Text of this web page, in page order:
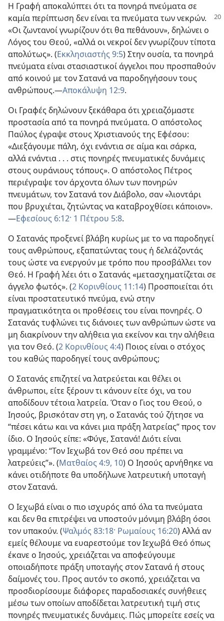
Η Γραφή αποκαλύπτει ότι τα πονηρά πνεύματα σε
καμία περίπτωση δεν είναι τα πνεύματατων νεκρών.
«Οι ζωντανοί γνωρίζουν ότι θα πεθάνουν», δηλώνει ο
Λόγος του Θεού, «αλλά οι νεκροί δεν γνωρίζουν τίποτα
απολύτως». (Εκκλησιαστής 9:5) Στην ουσία, τα πονηρά
πνεύματα είναι στασιαστικοί άγγελοι που προσπαθούν
από κοινού με τον Σατανά να παροδηγήσουν τους
ανθρώπους.​—Αποκάλυψη 12:9.
Οι Γραφές δηλώνουν ξεκάθαρα ότι χρειαζόμαστε
προστασία από τα πονηρά πνεύματα. Ο απόστολος
Παύλος έγραψε στους Χριστιανούς της Εφέσου:
«Διεξάγουμε πάλη, όχι ενάντια σε αίμα και σάρκα,
αλλά ενάντια . . . στις πονηρές πνευματικές δυνάμεις
στους ουράνιους τόπους». Ο απόστολος Πέτρος
περιέγραψε τον άρχοντα όλων των πονηρών
πνευμάτων, τον Σατανά τον Διάβολο, σαν «λιοντάρι
που βρυχιέται, ζητώντας να καταβροχθίσει κάποιον».​
—Εφεσίους 6:12· 1 Πέτρου 5:8.
Ο Σατανάς προξενεί βλάβη κυρίως με το να παροδηγεί
τους ανθρώπους, εξαπατώντας τους ή δελεάζοντάς
τους ώστε να ενεργούν με τρόπο που προσβάλλει τον
Θεό. Η Γραφή λέει ότι ο Σατανάς «μετασχηματίζεται σε
άγγελο φωτός». (2 Κορινθίους 11:14) Προσποιείται ότι
είναι προστατευτικό πνεύμα, ενώ στην
πραγματικότητα οι προθέσεις του είναι πονηρές. Ο
Σατανάς τυφλώνει τις διάνοιες των ανθρώπων ώστε να
μη διακρίνουν την αλήθεια για εκείνον και την αλήθεια
για τον Θεό. (2 Κορινθίους 4:4) Ποιος είναι ο στόχος
του καθώς παροδηγεί τους ανθρώπους;
Ο Σατανάς επιζητεί να λατρεύεται και θέλει οι
άνθρωποι, είτε ξέρουν τι κάνουν είτε όχι, να του
αποδίδουν τέτοια λατρεία. Όταν ο Γιος του Θεού, ο
Ιησούς, βρισκόταν στη γη, ο Σατανάς τού ζήτησε να
“πέσει κάτω και να κάνει μια πράξη λατρείας” προς τον
ίδιο. Ο Ιησούς είπε: «Φύγε, Σατανά! Διότι είναι
γραμμένο: “Τον Ιεχωβά τον Θεό σου πρέπει να
λατρεύεις”». (Ματθαίος 4:9, 10) Ο Ιησούς αρνήθηκε να
κάνει οτιδήποτε θα υποδήλωνε λατρευτική υποταγή
στον Σατανά.
Ο Ιεχωβά είναι ο πιο ισχυρός από όλα τα πνεύματα
και δεν θα επιτρέψει να υποστούν μόνιμη βλάβη όσοι
τον υπακούν. (Ψαλμός 83:18· Ρωμαίους 16:20) Αλλά αν
εμείς θέλουμε να ευαρεστούμε τον Ιεχωβά Θεό όπως
έκανε ο Ιησούς, χρειάζεται να αποφεύγουμε
οποιαδήποτε πράξη υποταγής στον Σατανά ή στους
δαίμονές του. Προς αυτόν το σκοπό, χρειάζεται να
προσδιορίσουμε διάφορες παραδοσιακές συνήθειες
μέσω των οποίων αποδίδεται λατρευτική τιμή στις
πονηρές πνευματικές δυνάμεις. Πώς μπορείτε εσείς να